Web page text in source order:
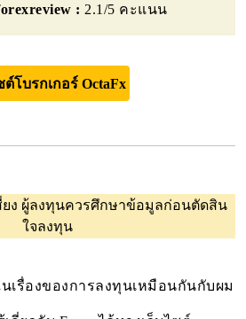
: 2.1/5 คะแนน
ต์โบรกเกอร์ OctaFx
ยง ผู้ลงทุนควรศึกษาข้อมูลก่อนตัดสิน
ใจลงทุน